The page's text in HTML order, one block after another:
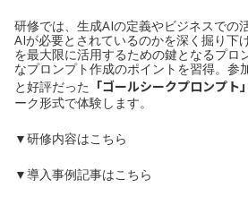
研修では、生成AIの定義やビジネスでの
AIが必要とされているのかを深く掘り下
を最大限に活用するための鍵となるプロ
なプロンプト作成のポイントを習得。参
と好評だった 「ゴールシークプロンプト」
ーク形式で体験します。
▼研修内容はこちら
▼導入事例記事はこちら